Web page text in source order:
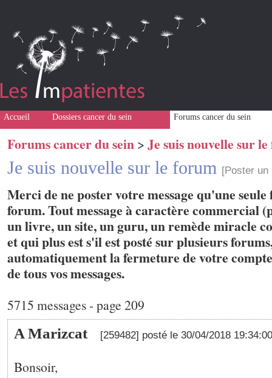
Accueil Dossiers cancer du sein Forums cancer du sein
Forums cancer du sein > Je suis nouvelle sur
Je suis nouvelle sur le forum [Poster un
Merci de ne poster votre message qu'une seule
forum. Tout message à caractère commercial
un livre, un site, un guru, un remède miracle
et qui plus est s'il est posté sur plusieurs
automatiquement la fermeture de votre
de tous vos messages.
5715 messages - page 209
A Marizcat [259482] posté le 30/04/2018
Bonsoir,